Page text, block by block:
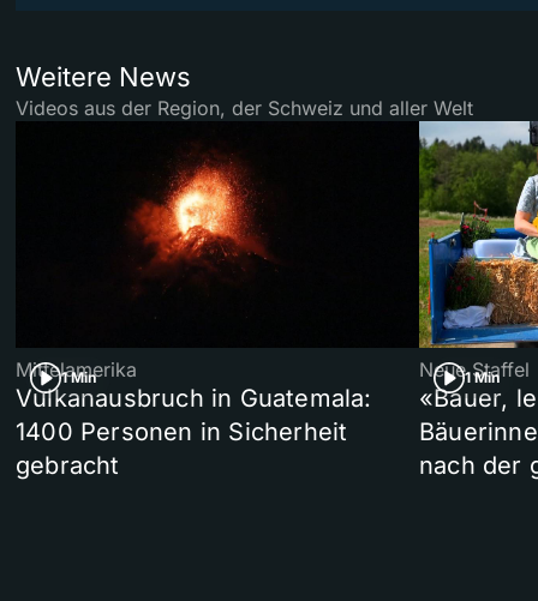
Weitere News
Videos aus der Region, der Schweiz und aller Welt
1 Min
Mittelamerika
Vulkanausbruch in Guatemala:
1400 Personen in Sicherheit
gebracht
1 Min
Neue Staffel
«Bauer,
nach der